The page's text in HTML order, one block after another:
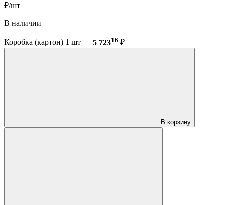
₽/шт
В наличии
Коробка (картон) 1 шт — 5 72316 ₽
В корзину